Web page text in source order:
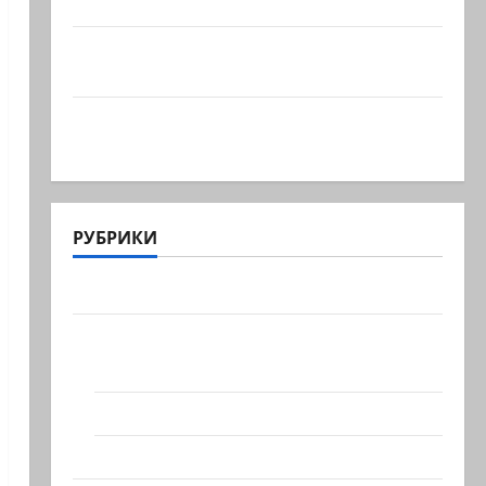
РУБРИКИ